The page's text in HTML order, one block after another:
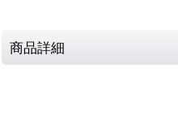
商品詳細